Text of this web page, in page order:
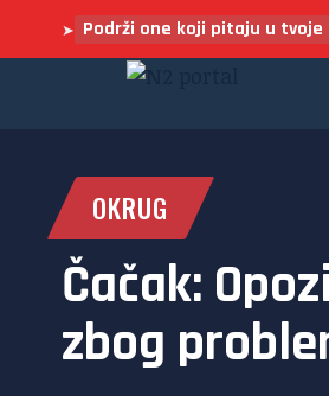
➤ Podrži one koji pitaju u
OKRUG
Čačak:
zbog